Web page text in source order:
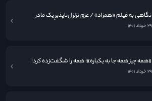
نگاهی به فيلم «همزاد» / عزمِ تزلزل‌ناپذیرِ یک مادر
۲۹ خرداد ۱۴۰۱
«همه چیز همه جا به یکباره»؛ همه را شگفت‌زده کرد!
۲۹ خرداد ۱۴۰۱